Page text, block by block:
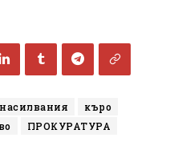
къро
ПРОКУРАТУРА